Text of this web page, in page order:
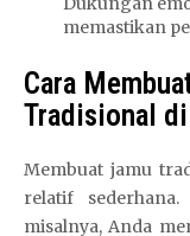
memastikan
Cara
Tradisional di
Membuat jamu
relatif
misalnya, Anda